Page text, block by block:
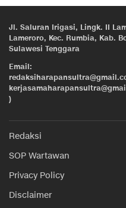
Jl. Saluran Irigasi, Lingk. II
Lameroro, Kec. Rumbia, Kab.
Sulawesi Tenggara
Email:
)
Redaksi
SOP Wartawan
Privacy Policy
Disclaimer